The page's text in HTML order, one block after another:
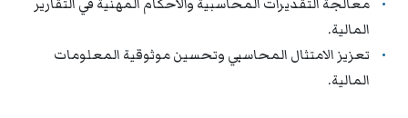
المالية.
تعزيز الامتثال المحاسبي وتحسين موثوقية المعلومات
المالية.